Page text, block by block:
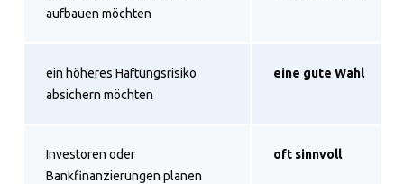
aufbauen möchten
ein höheres Haftungsrisiko
absichern möchten
eine gute Wahl
Investoren oder
Bankfinanzierungen planen
oft sinnvoll